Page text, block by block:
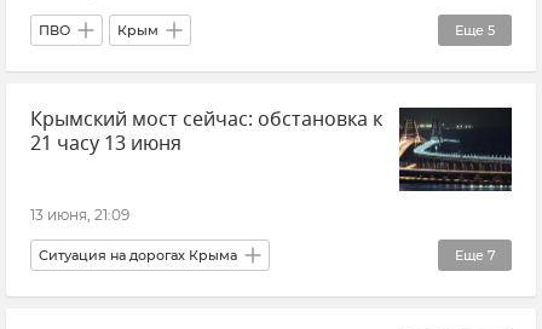
Еще 5
ПВО Крым
Министерство обороны РФ Атаки ВСУ
Обстрелы ВСУ
ВСУ (Вооруженные силы Украины)
Крымский мост сейчас: обстановка к
21 часу 13 июня
13 июня, 21:09
Еще 7
Ситуация на дорогах Крыма
Очереди на Крымском мосту